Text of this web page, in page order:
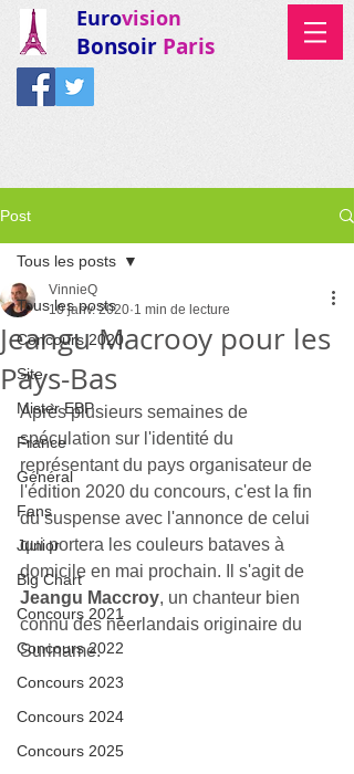
Eurovision
Bonsoir Paris
Post
Tous les posts
Concours 2020
Site
Mister EBP
France
Général
Fans
Junior
Big Chart
Concours 2021
Concours 2022
Concours 2023
Concours 2024
Concours 2025
Tous les posts
Jeangu Macrooy pour les
Pays-Bas
VinnieQ
10 janv. 2020 1 min de lecture
Après plusieurs semaines de
spéculation sur l'identité du
représentant du pays organisateur de
l'édition 2020 du concours, c'est la fin
du suspense avec l'annonce de celui
qui portera les couleurs bataves à
domicile en mai prochain. Il s'agit de
Jeangu Maccroy, un chanteur bien
connu des néerlandais originaire du
Suriname.